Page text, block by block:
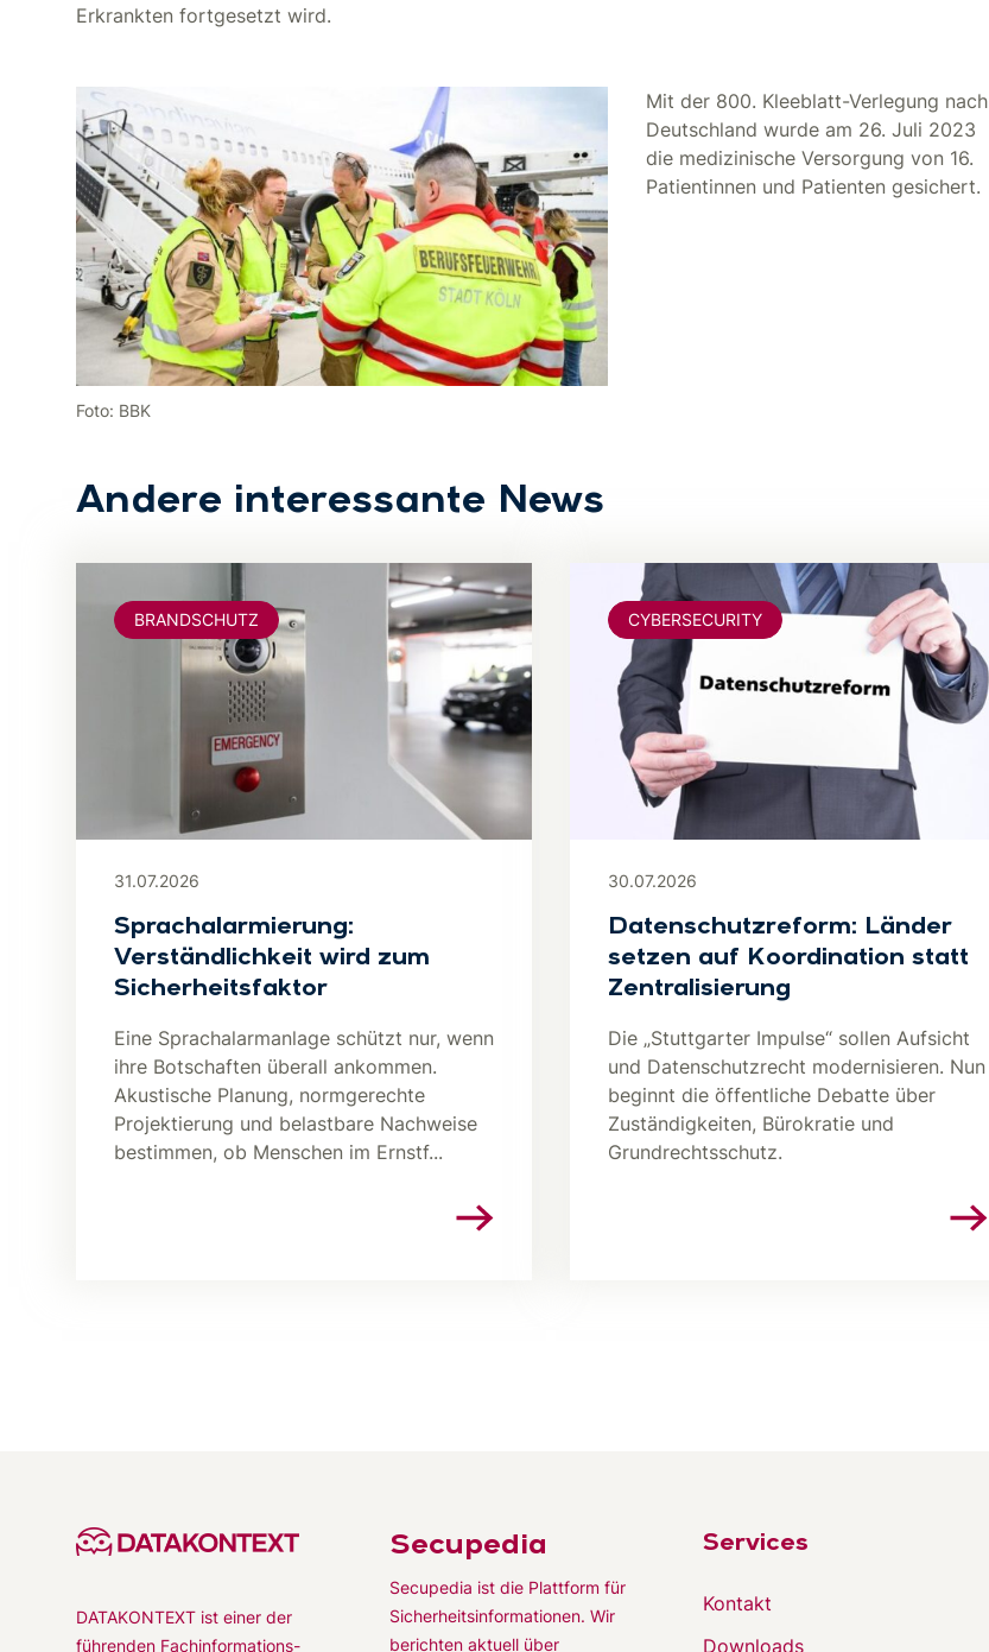
Erkrankten fortgesetzt wird.
Foto: BBK
Mit der 800. Kleeblatt-Verlegung nach
Deutschland wurde am 26. Juli 2023
die medizinische Versorgung von 16.
Patientinnen und Patienten gesichert.
Andere interessante News
31.07.2026
Sprachalarmierung:
Verständlichkeit wird zum
Sicherheitsfaktor
Eine Sprachalarmanlage schützt nur, wenn
ihre Botschaften überall ankommen.
Akustische Planung, normgerechte
Projektierung und belastbare Nachweise
bestimmen, ob Menschen im Ernstf...
BRANDSCHUTZ
30.07.2026
Datenschutzreform: Länder
setzen auf Koordination statt
Zentralisierung
Die „Stuttgarter Impulse“ sollen Aufsicht
und Datenschutzrecht modernisieren. Nun
beginnt die öffentliche Debatte über
Zuständigkeiten, Bürokratie und
Grundrechtsschutz.
CYBERSECURITY
DATAKONTEXT ist einer der
führenden Fachinformations-
Secupedia
Secupedia ist die Plattform für
Sicherheitsinformationen. Wir
berichten aktuell über
Services
Kontakt
Downloads